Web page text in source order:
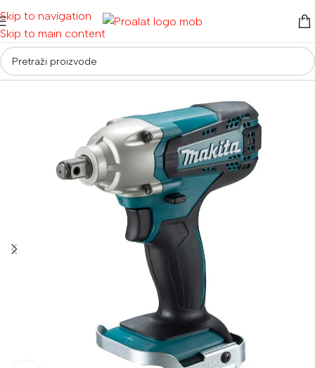
Skip to navigation
Skip to main content
Početna/ Akumulatorski alati